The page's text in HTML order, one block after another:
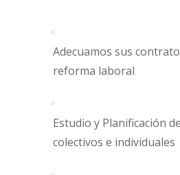
Adecuamos sus
reforma laboral
Estudio y Planificación
colectivos e individuales